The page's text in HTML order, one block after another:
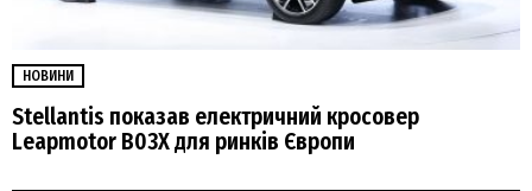
НОВИНИ
Stellantis показав електричний кросовер
Leapmotor B03X для ринків Європи